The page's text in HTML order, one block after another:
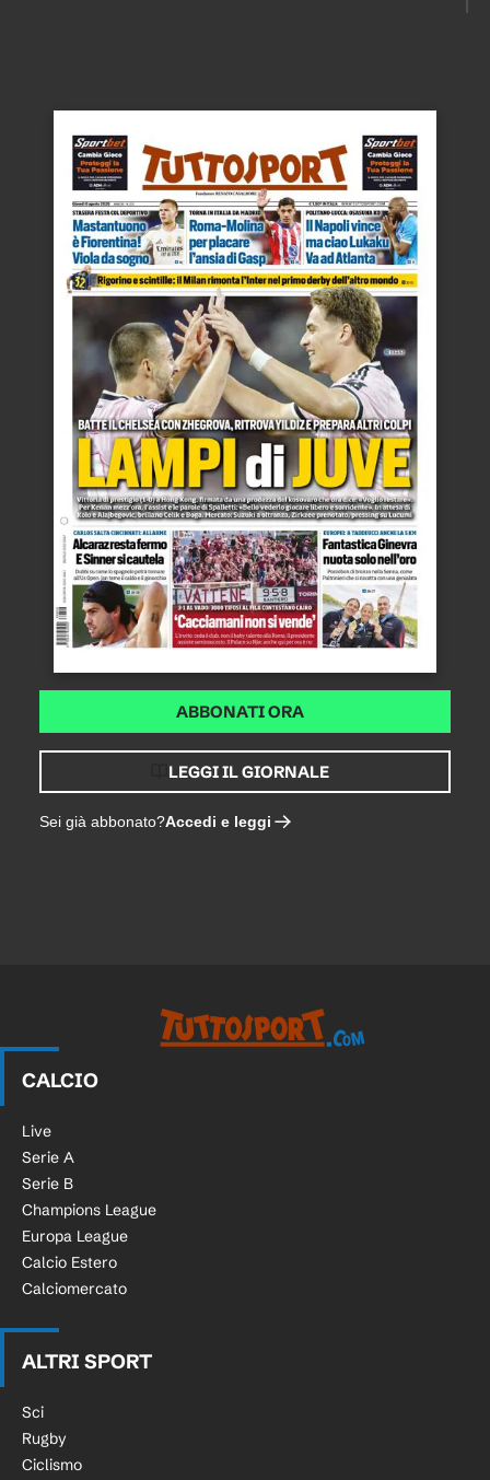
ABBONATI ORA
LEGGI IL GIORNALE
Sei già abbonato?Accedi e leggi
CALCIO
Live
Serie A
Serie B
Champions League
Europa League
Calcio Estero
Calciomercato
ALTRI SPORT
Sci
Rugby
Ciclismo